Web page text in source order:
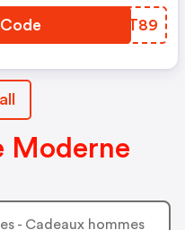
DXZT89
Moderne
- Cadeaux hommes